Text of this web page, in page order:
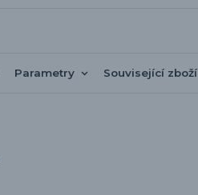
Parametry Související zboží